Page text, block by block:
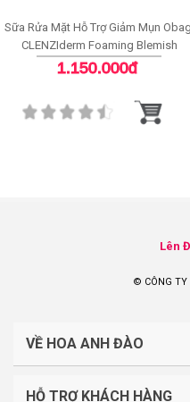
Sữa Rửa Mặt Hỗ Trợ Giảm Mụn
CLENZIderm Foaming Blemish
Cleanser
1.150.000đ
Lên
© CÔNG TY
VỀ HOA ANH ĐÀO
CÔNG TY TNHH J
HỖ TRỢ KHÁCH HÀNG